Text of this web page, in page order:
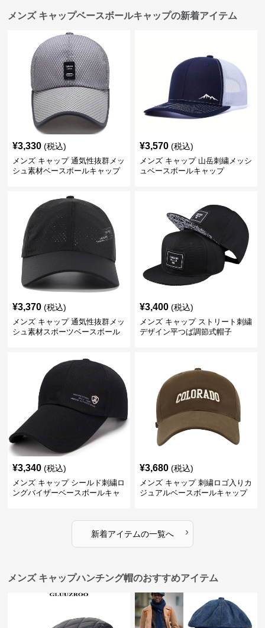
メンズ キャップベースボールキャップの新着アイテム
¥3,330 (税込)
メンズ キャップ 通気性抜群メッ
シュ素材ベースボールキャップ
¥3,570 (税込)
メンズ キャップ 山岳刺繍メッシ
ュベースボールキャップ
¥3,370 (税込)
メンズ キャップ 通気性抜群メッ
シュ素材スポーツベースボール
¥3,400 (税込)
メンズ キャップ ストリート刺繍
デザイン平つば調節式帽子
¥3,340 (税込)
メンズ キャップ シールド刺繍ロ
ングバイザーベースボールキャ
¥3,680 (税込)
メンズ キャップ 刺繍ロゴ入りカ
ジュアルベースボールキャップ
新着アイテムの一覧へ ›
メンズ キャップハンチング帽のおすすめアイテム